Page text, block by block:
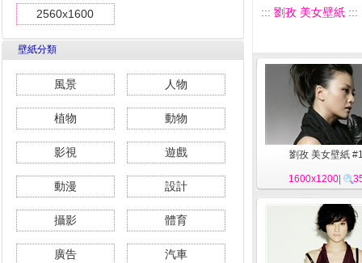
2560x1600
壁紙分類
風景 人物
植物 動物
影視 遊戲
動漫 設計
攝影 體育
廣告 汽車
::: 劉孜 美女壁紙 :::
劉孜 美女壁紙
1600x1200